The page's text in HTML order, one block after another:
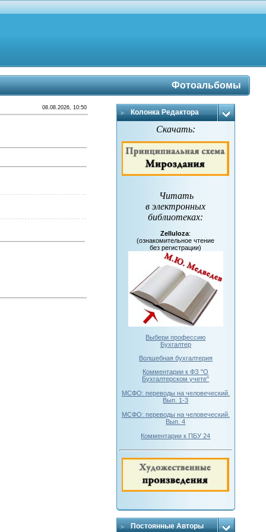
Фотоальбомы
08.08.2026, 10:50
Колонка Редактора
Скачать:
Читать
в электронных
библиотеках:
Zelluloza:
(ознакомительное чтение
без регистрации)
Выбери профессию
Бухгалтер
Волшебная бухгалтерия
Комментарии к ФЗ "О
Бухгалтерском учете"
МСФО: переводы на человеческий.
Вып. 1-3
МСФО: переводы на человеческий.
Вып. 4
Комментарии к ПБУ 24
Постоянные Авторы